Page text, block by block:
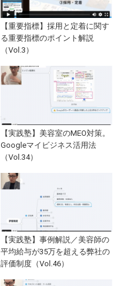
【重要指標】採用と定着に関す
る重要指標のポイント解説
（Vol.3）
【実践塾】美容室のMEO対策。
Googleマイビジネス活用法
（Vol.34）
【実践塾】事例解説／美容師の
平均給与が35万を超える弊社の
評価制度（Vol.46）